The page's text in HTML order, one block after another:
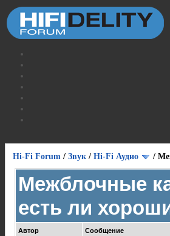
Hi-Fi Forum / Звук / Hi-Fi Аудио /
Межблочные
есть ли
Автор Сообщение